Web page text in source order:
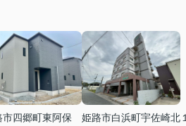
市四郷町東阿保
姫路市白浜町宇佐崎北